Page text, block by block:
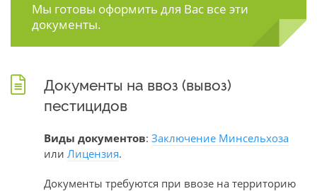
Мы готовы оформить для Вас все эти
документы.
Документы на ввоз (вывоз)
пестицидов
Виды документов: Заключение Минсельхоза
или Лицензия.
Документы требуются при ввозе на территорию